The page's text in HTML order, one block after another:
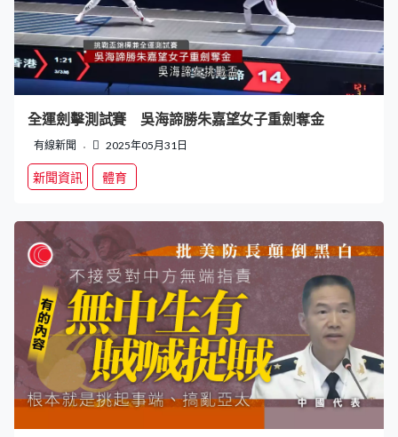
全運劍擊測試賽 吳海諦勝朱嘉望女子重劍奪金
有線新聞 2025年05月31日
新聞資訊 體育